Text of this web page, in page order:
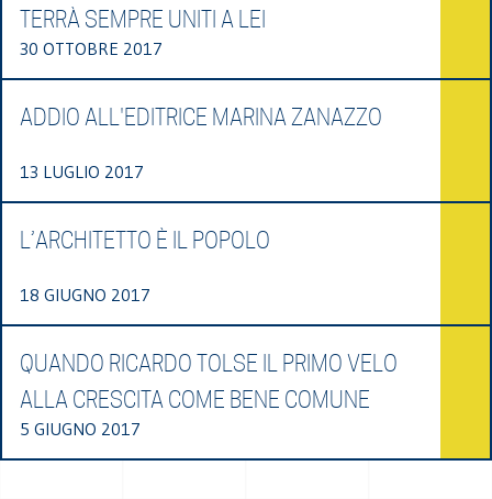
TERRÀ SEMPRE UNITI A LEI
30 OTTOBRE 2017
ADDIO ALL'EDITRICE MARINA ZANAZZO
13 LUGLIO 2017
L’ARCHITETTO È IL POPOLO
18 GIUGNO 2017
QUANDO RICARDO TOLSE IL PRIMO VELO
ALLA CRESCITA COME BENE COMUNE
5 GIUGNO 2017